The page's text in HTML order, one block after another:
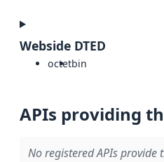
Webside DTED
octetbin
APIs providing
No registered APIs provide